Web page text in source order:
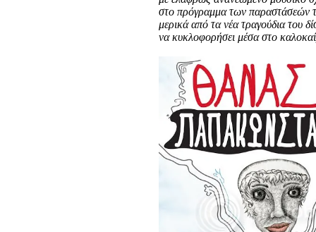
στο πρόγραμμα των παραστάσεών
μερικά από τα νέα τραγούδια του
να κυκλοφορήσει μέσα στο